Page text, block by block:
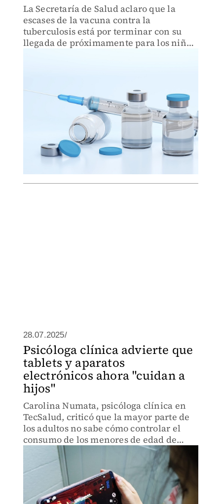
La Secretaría de Salud aclaro que la
escases de la vacuna contra la
tuberculosis está por terminar con su
llegada de próximamente para los niños
28.07.2025/
Psicóloga clínica advierte que
tablets y aparatos
electrónicos ahora "cuidan a
hijos"
Carolina Numata, psicóloga clínica en
TecSalud, criticó que la mayor parte de
los adultos no sabe cómo controlar el
consumo de los menores de edad de
ciertos contenidos.